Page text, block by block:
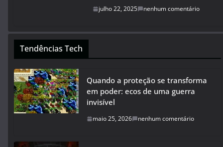
julho 22, 2025 nenhum comentário
Tendências Tech
Quando a proteção se transforma
em poder: ecos de uma guerra
invisível
maio 25, 2026 nenhum comentário